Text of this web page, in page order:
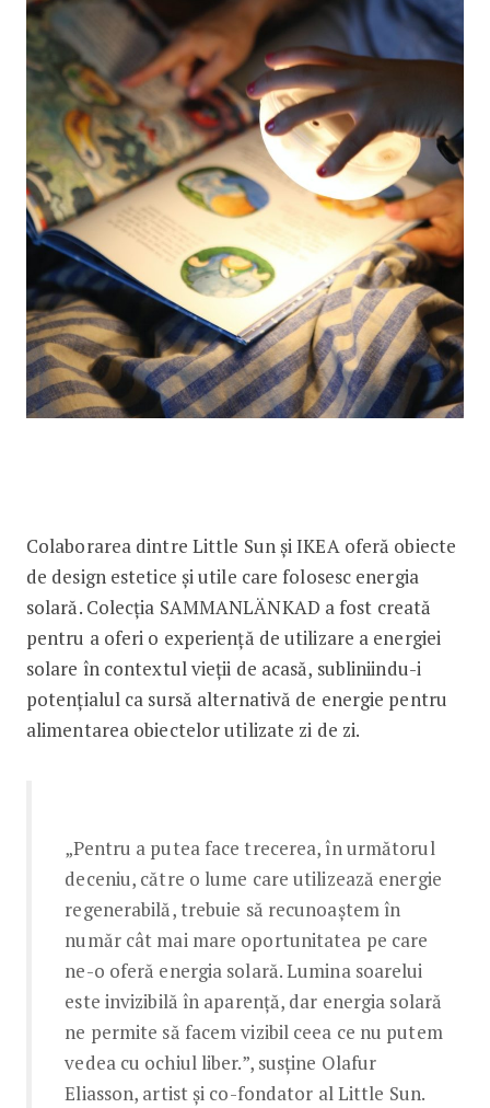
Colaborarea dintre Little Sun și IKEA oferă obiecte
de design estetice și utile care folosesc energia
solară. Colecția SAMMANLÄNKAD a fost creată
pentru a oferi o experiență de utilizare a energiei
solare în contextul vieții de acasă, subliniindu-i
potențialul ca sursă alternativă de energie pentru
alimentarea obiectelor utilizate zi de zi.
„Pentru a putea face trecerea, în următorul
deceniu, către o lume care utilizează energie
regenerabilă, trebuie să recunoaștem în
număr cât mai mare oportunitatea pe care
ne-o oferă energia solară. Lumina soarelui
este invizibilă în aparență, dar energia solară
ne permite să facem vizibil ceea ce nu putem
vedea cu ochiul liber.”, susține Olafur
Eliasson, artist și co-fondator al Little Sun.